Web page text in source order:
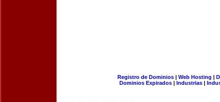
Registro de Dominios| Web Hosting |
Dominios Expirados | Industrias |